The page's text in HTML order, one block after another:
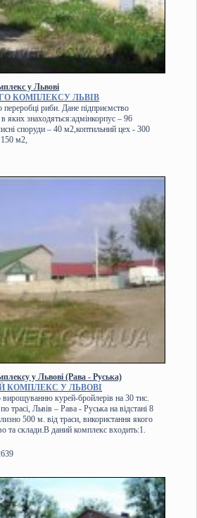
у Львові
КОМПЛЕКСУ ЛЬВІВ
риби. Дане підприємство
в яких знаходяться:адмінкорпус – 96
споруди – 40 м2,коптильний цех - 300
м2,
у Львові (Рава - Руська)
КОМПЛЕКС У ЛЬВОВІ
курей-бройлерів на 30 тис.
трасі, Львів – Рава - Руська на відстані 8
500 м. від траси, використання якого
та склади.В даний комплекс входить:1.